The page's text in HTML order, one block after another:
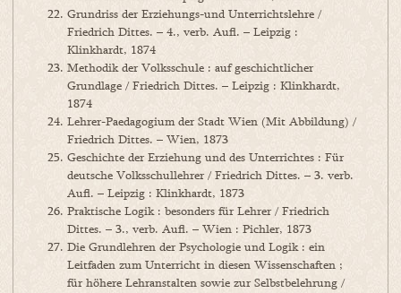
Grundriss der Erziehungs-und Unterrichtslehre /
Friedrich Dittes. – 4., verb. Aufl. – Leipzig :
Klinkhardt, 1874
Methodik der Volksschule : auf geschichtlicher
Grundlage / Friedrich Dittes. – Leipzig : Klinkhardt,
1874
Lehrer-Paedagogium der Stadt Wien (Mit Abbildung) /
Friedrich Dittes. – Wien, 1873
Geschichte der Erziehung und des Unterrichtes : Für
deutsche Volksschullehrer / Friedrich Dittes. – 3. verb.
Aufl. – Leipzig : Klinkhardt, 1873
Praktische Logik : besonders für Lehrer / Friedrich
Dittes. – 3., verb. Aufl. – Wien : Pichler, 1873
Die Grundlehren der Psychologie und Logik : ein
Leitfaden zum Unterricht in diesen Wissenschaften ;
für höhere Lehranstalten sowie zur Selbstbelehrung /